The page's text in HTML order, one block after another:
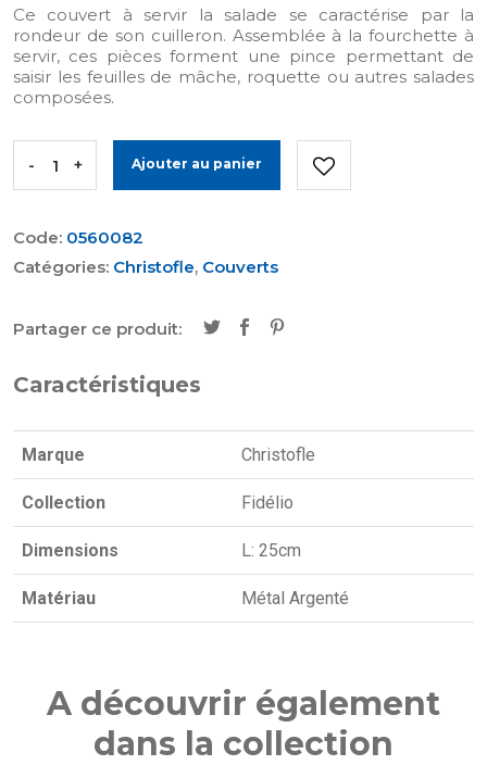
Ce couvert à servir la salade se caractérise par la
rondeur de son cuilleron. Assemblée à la fourchette à
servir, ces pièces forment une pince permettant de
saisir les feuilles de mâche, roquette ou autres salades
composées.
- + Ajouter au panier
Code: 0560082
Catégories: Christofle, Couverts
Partager ce produit:
Caractéristiques
Marque Christofle
Collection Fidélio
Dimensions L: 25cm
Matériau Métal Argenté
A découvrir également
dans la collection